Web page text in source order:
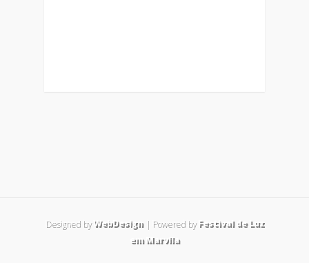
Designed by WebDesign| Powered by Festival de Luz
em Marvila